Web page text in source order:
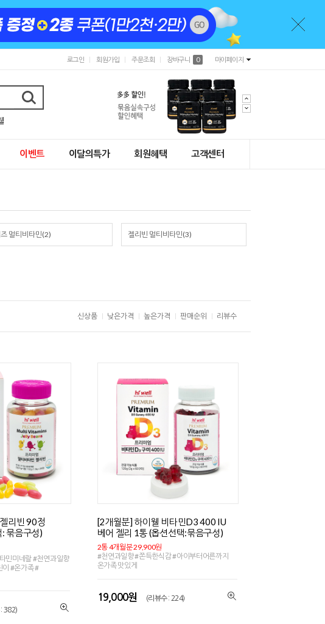
로그인 회원가입 주문조회 장바구니 0 마이페이지
이벤트 이달의특가 회원혜택 고객센터
멀티비타민(2) 젤리빈 멀티비타민(3)
신상품 낮은가격 높은가격 판매순위 리뷰수
리빈 90정
묶음구성)
민미네랄 #천연과일향
이 #온가족 #
: 382)
[2개월분] 하이웰 비타민D3 400 IU
베어 젤리 1통 (옵션선택:묶음구성)
2통 4개월분 29,900원
#천연과일향 #쫀득한식감 #아이부터어른까지
온가족 맛있게
19,000원 (리뷰수 : 224)